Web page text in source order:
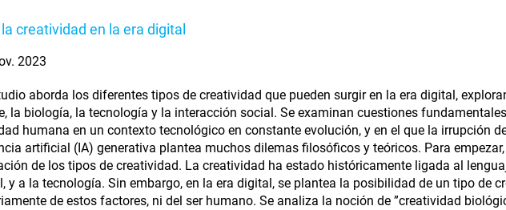
creatividad en la era digital
2023
aborda los diferentes tipos de creatividad que pueden surgir en la era digital,
la biología, la tecnología y la interacción social. Se examinan cuestiones
humana en un contexto tecnológico en constante evolución, y en el que la irrupción
artificial (IA) generativa plantea muchos dilemas filosóficos y teóricos. Para
de los tipos de creatividad. La creatividad ha estado históricamente ligada al
y a la tecnología. Sin embargo, en la era digital, se plantea la posibilidad de un tipo de
de estos factores, ni del ser humano. Se analiza la noción de ”creatividad